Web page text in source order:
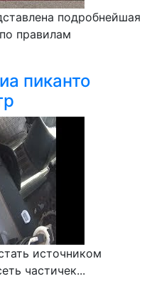
подробнейшая
правилам
пиканто
источником
частичек...